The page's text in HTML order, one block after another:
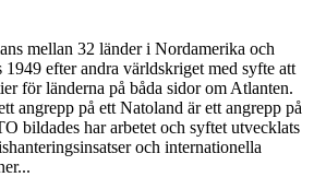
mellan 32 länder i Nordamerika och
efter andra världskriget med syfte att
för länderna på båda sidor om Atlanten.
angrepp på ett Natoland är ett angrepp på
bildades har arbetet och syftet utvecklats
och internationella